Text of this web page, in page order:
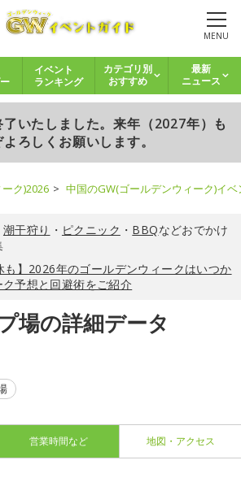
MENU
イベント
ランキング
カテゴリ別
おすすめ
最新
ニュース
いたしました。来年（2027年）も
ろしくお願いします。
ク)2026 中国のGW(ゴールデンウィーク)イ
潮干狩り ・ ピクニック ・ BBQなどおでかけ
も】2026年のゴールデンウィークはいつか
予想と回避術をご紹介
場の詳細データ
営業時間など 地図・アクセス